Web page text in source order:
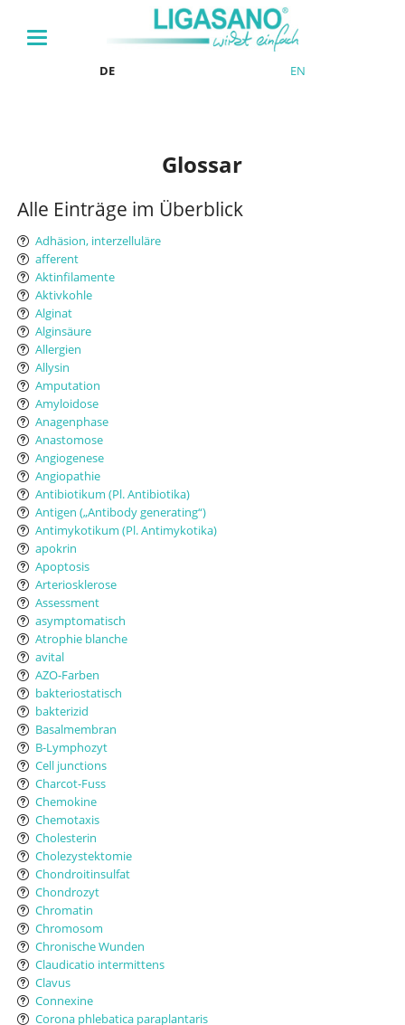
DE EN
Glossar
Alle Einträge im Überblick
Adhäsion, interzelluläre
afferent
Aktinfilamente
Aktivkohle
Alginat
Alginsäure
Allergien
Allysin
Amputation
Amyloidose
Anagenphase
Anastomose
Angiogenese
Angiopathie
Antibiotikum (Pl. Antibiotika)
Antigen („Antibody generating“)
Antimykotikum (Pl. Antimykotika)
apokrin
Apoptosis
Arteriosklerose
Assessment
asymptomatisch
Atrophie blanche
avital
AZO-Farben
bakteriostatisch
bakterizid
Basalmembran
B-Lymphozyt
Cell junctions
Charcot-Fuss
Chemokine
Chemotaxis
Cholesterin
Cholezystektomie
Chondroitinsulfat
Chondrozyt
Chromatin
Chromosom
Chronische Wunden
Claudicatio intermittens
Clavus
Connexine
Corona phlebatica paraplantaris